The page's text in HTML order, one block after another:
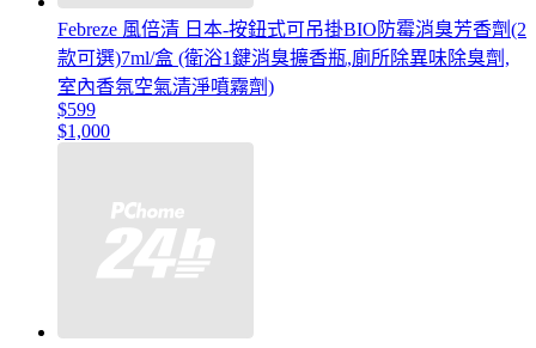
Febreze 風倍清 日本-按鈕式可吊掛BIO防霉消臭芳香劑(2
款可選)7ml/盒 (衛浴1鍵消臭擴香瓶,廁所除異味除臭劑,
室內香氛空氣清淨噴霧劑)
$599
$1,000